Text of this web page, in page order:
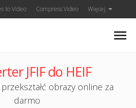
to Video Compress Video Więcej
JFIF do HEIF
obrazy online za
darmo